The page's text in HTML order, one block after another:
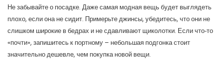
Не забывайте о посадке. Даже самая модная вещь будет выглядеть
плохо, если она не сидит. Примерьте джинсы, убедитесь, что они не
слишком широкие в бедрах и не сдавливают щиколотки. Если что‑то
«почти», запишитесь к портному – небольшая подгонка стоит
значительно дешевле, чем покупка новой вещи.